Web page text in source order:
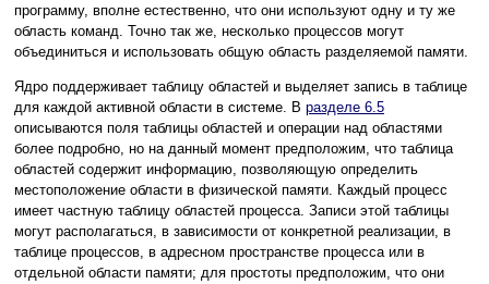
программу, вполне естественно, что они используют одну и ту же
область команд. Точно так же, несколько процессов могут
объединиться и использовать общую область разделяемой памяти.
Ядро поддерживает таблицу областей и выделяет запись в таблице
для каждой активной области в системе. В разделе 6.5
описываются поля таблицы областей и операции над областями
более подробно, но на данный момент предположим, что таблица
областей содержит информацию, позволяющую определить
местоположение области в физической памяти. Каждый процесс
имеет частную таблицу областей процесса. Записи этой таблицы
могут располагаться, в зависимости от конкретной реализации, в
таблице процессов, в адресном пространстве процесса или в
отдельной области памяти; для простоты предположим, что они